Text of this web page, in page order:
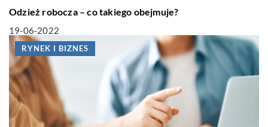
Odzież robocza – co takiego obejmuje?
19-06-2022
RYNEK I BIZNES